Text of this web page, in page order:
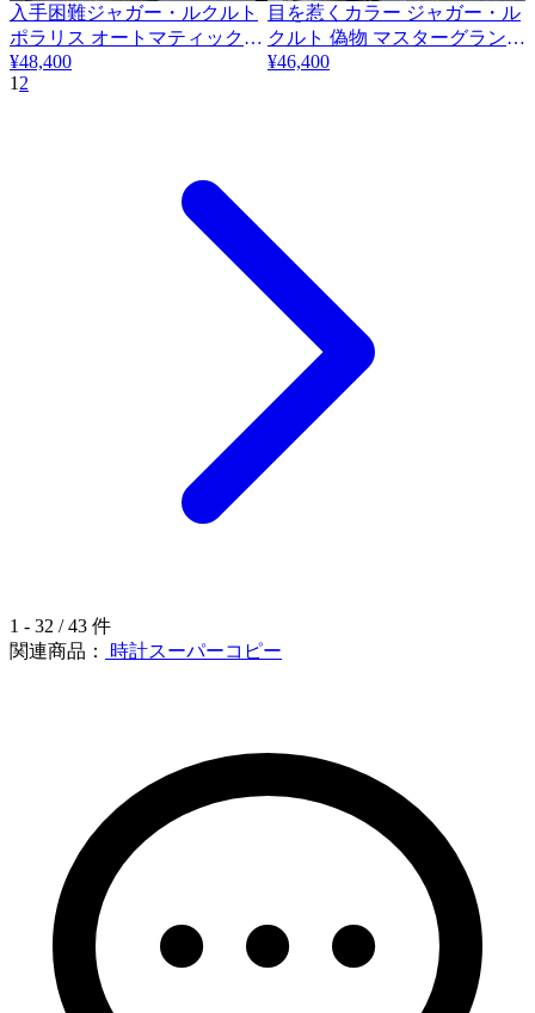
入手困難ジャガー・ルクルト
ポラリス オートマティック偽
物 3色 Jaf27866
¥48,400
目を惹くカラー ジャガー・ル
クルト 偽物 マスターグランド
ウルトラスリム スモールセコ
¥46,400
1 2
1 - 32 / 43 件
関連商品：
時計スーパーコピー